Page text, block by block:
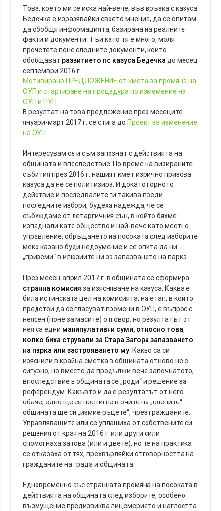
Това, което ми се иска най-вече, във връзка с казуса
Бедечка е изразявайки своето мнение, да се опитам
да обобщя информацията, базирана на реалните
факти и документи. Тъй като тя е много, моля
прочетете поне следните документи, които
обобщават развитието по казуса Бедечкадо месец
септември 2016 г.:
Мотивирано ПРЕДЛОЖЕНИЕ от кмета за промяна на
ОУП и стартиране на процедура по измемение на
ОУП и ПУП.
В резултат на това предложение през месеците
януари-март 2017 г. се стига доПроект за изменение
на ОУП.
Интересувам се и съм запознат с действията на
общината и впоследствие. По време на визираните
събития през 2016 г. нашият кмет изрично призова
казуса да не се политизира. И докато горното
действие и последвалите ги такива преди
последните избори, будеха надежда, че се
събуждаме от летаргичния сън, в който бяхме
изпаднали като общество и най-вече като местно
управление, обръщането на посоката след изборите
меко казано буди недоумение и се опита да ни
„приземи“ в илюзиите ни за запазването на парка.
През месец април 2017 г. в общината се сформира
странна комисия за изясняване на казуса. Каква е
била истинската цел на комисията, на етап, в който
предстои да се гласуват промени в ОУП, е въпрос с
неясен (поне за масите) отговор, но резултатът от
нея са едни манипулативни суми, относно това,
колко биха стрували за Стара Загора запазването
на парка или застрояването му. Какво са си
изяснили в крайна сметка в общината отново не е
сигурно, но вместо да продължи вече започнатото,
впоследствие в общината се „роди“ и решение за
референдум. Какъвто и да е резултатът от него,
обаче, едно ще се постигне в очите на „слепите“ -
общината ще си „измие ръцете“, чрез гражданите.
Управляващите или се уплашиха от собствените си
решения от края на 2016 г. или други сили
спомогнаха затова (или и двете), но те на практика
се отказаха от тях, прехвърляйки отговорността на
гражданите на града и общината.
Едновременно със странната промяна на посоката в
действията на общината след изборите, особено
възмущение предизвиква лицемерието и наглостта